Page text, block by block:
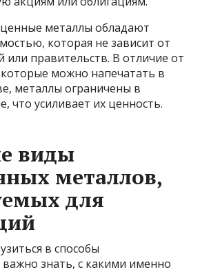
металлы обладают
которая не зависит от
правительств. В отличие от
можно напечатать в
металлы ограничены в
что усиливает их ценность.
виды
металлов,
для
в способы
знать, с какими именно